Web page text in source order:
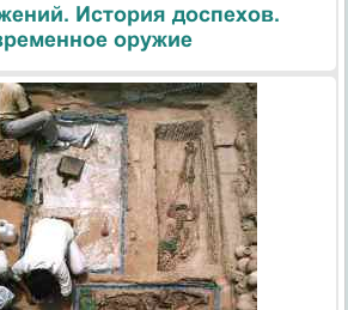
История доспехов.
оружие